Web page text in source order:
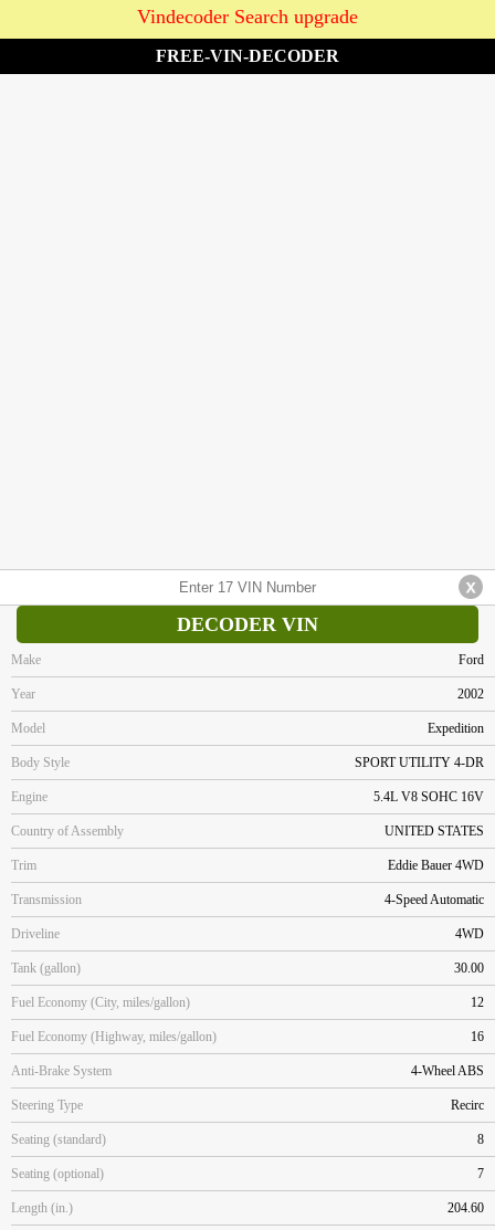
Vindecoder Search upgrade
FREE-VIN-DECODER
DECODER VIN
Make Ford
Year 2002
Model Expedition
Body Style SPORT UTILITY 4-DR
Engine 5.4L V8 SOHC 16V
Country of Assembly UNITED STATES
Trim Eddie Bauer 4WD
Transmission 4-Speed Automatic
Driveline 4WD
Tank (gallon) 30.00
Fuel Economy (City, miles/gallon) 12
Fuel Economy (Highway, miles/gallon) 16
Anti-Brake System 4-Wheel ABS
Steering Type Recirc
Seating (standard) 8
Seating (optional) 7
Length (in.) 204.60